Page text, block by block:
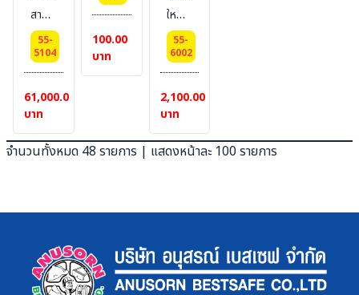
สามเหลี่ยม
แบบ
โซล่า
ร์
เซลล์
1
ระบบ
55-
5104
61,000.00
บาท
100.00
บาท
ใหญ่
15
วัตต์
แบบ
อัด
เสียง
พร้อม
ไมค์
55-
6002
2,100.00
บาท
จำนวนทั้งหมด 48 รายการ | แสดงหน้าละ 100 รายการ